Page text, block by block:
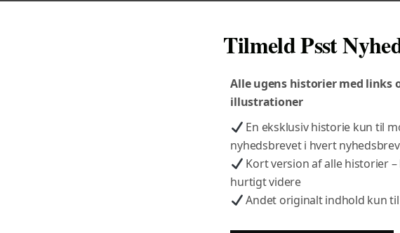
Videoen varer 1 minut og 13 sekunder.
forklarer, hvad missionen som sundhedsminister er.Du bør se de
“President Trump has asked me to end the chronic disease
America healthy again… and that is what I’m doing.”
Tilmeld Psst
Alle ugens historier med links
illustrationer
En eksklusiv historie kun til
nyhedsbrevet i hvert nyhedsbrev
Kort version af alle historier
hurtigt videre
Andet originalt indhold kun